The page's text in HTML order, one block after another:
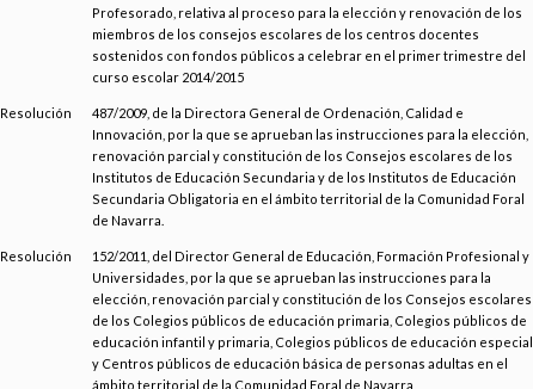
Profesorado, relativa al proceso para la elección y renovación de los
miembros de los consejos escolares de los centros docentes
sostenidos con fondos públicos a celebrar en el primer trimestre del
curso escolar 2014/2015
Resolución
487/2009, de la Directora General de Ordenación, Calidad e
Innovación, por la que se aprueban las instrucciones para la elección,
renovación parcial y constitución de los Consejos escolares de los
Institutos de Educación Secundaria y de los Institutos de Educación
Secundaria Obligatoria en el ámbito territorial de la Comunidad Foral
de Navarra.
Resolución
152/2011, del Director General de Educación, Formación Profesional y
Universidades, por la que se aprueban las instrucciones para la
elección, renovación parcial y constitución de los Consejos escolares
de los Colegios públicos de educación primaria, Colegios públicos de
educación infantil y primaria, Colegios públicos de educación especial
y Centros públicos de educación básica de personas adultas en el
ámbito territorial de la Comunidad Foral de Navarra